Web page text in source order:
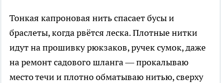
Тонкая капроновая нить спасает бусы и
браслеты, когда рвётся леска. Плотные нитки
идут на прошивку рюкзаков, ручек сумок, даже
на ремонт садового шланга — прокалываю
место течи и плотно обматываю нитью, сверху